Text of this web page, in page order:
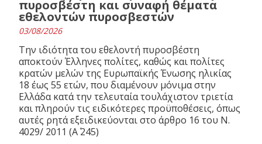
πυροσβέστη και συναφή θέματα
εθελοντών πυροσβεστών
03/08/2026
Την ιδιότητα του εθελοντή πυροσβέστη
αποκτούν Έλληνες πολίτες, καθώς και πολίτες
κρατών μελών της Ευρωπαϊκής Ένωσης ηλικίας
18 έως 55 ετών, που διαμένουν μόνιμα στην
Ελλάδα κατά την τελευταία τουλάχιστον τριετία
και πληρούν τις ειδικότερες προϋποθέσεις, όπως
αυτές ρητά εξειδικεύονται στο άρθρο 16 του N.
4029/ 2011 (Α΄ 245)